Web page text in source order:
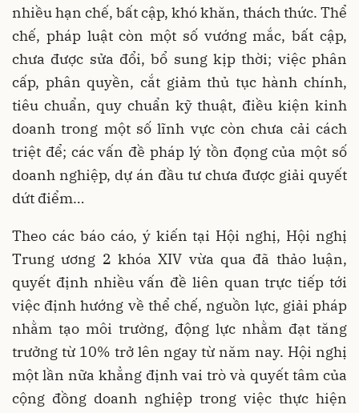
nhiều hạn chế, bất cập, khó khăn, thách thức. Thể
chế, pháp luật còn một số vướng mắc, bất cập,
chưa được sửa đổi, bổ sung kịp thời; việc phân
cấp, phân quyền, cắt giảm thủ tục hành chính,
tiêu chuẩn, quy chuẩn kỹ thuật, điều kiện kinh
doanh trong một số lĩnh vực còn chưa cải cách
triệt để; các vấn đề pháp lý tồn đọng của một số
doanh nghiệp, dự án đầu tư chưa được giải quyết
dứt điểm…
Theo các báo cáo, ý kiến tại Hội nghị, Hội nghị
Trung ương 2 khóa XIV vừa qua đã thảo luận,
quyết định nhiều vấn đề liên quan trực tiếp tới
việc định hướng về thể chế, nguồn lực, giải pháp
nhằm tạo môi trường, động lực nhằm đạt tăng
trưởng từ 10% trở lên ngay từ năm nay. Hội nghị
một lần nữa khẳng định vai trò và quyết tâm của
cộng đồng doanh nghiệp trong việc thực hiện